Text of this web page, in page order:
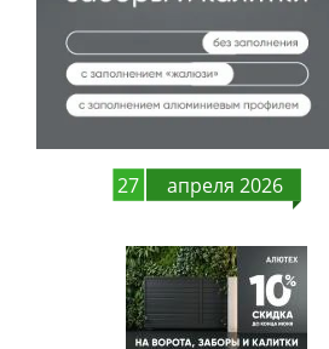
27 апреля 2026